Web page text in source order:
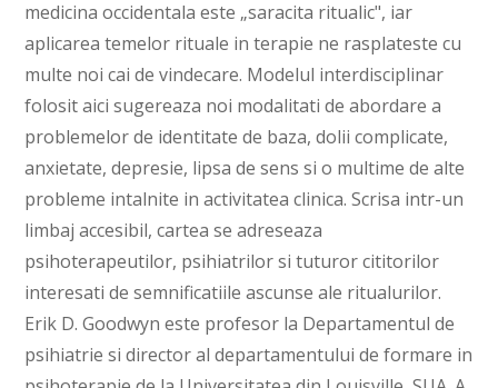
medicina occidentala este „saracita ritualic", iar
aplicarea temelor rituale in terapie ne rasplateste cu
multe noi cai de vindecare. Modelul interdisciplinar
folosit aici sugereaza noi modalitati de abordare a
problemelor de identitate de baza, dolii complicate,
anxietate, depresie, lipsa de sens si o multime de alte
probleme intalnite in activitatea clinica. Scrisa intr-un
limbaj accesibil, cartea se adreseaza
psihoterapeutilor, psihiatrilor si tuturor cititorilor
interesati de semnificatiile ascunse ale ritualurilor.
Erik D. Goodwyn este profesor la Departamentul de
psihiatrie si director al departamentului de formare in